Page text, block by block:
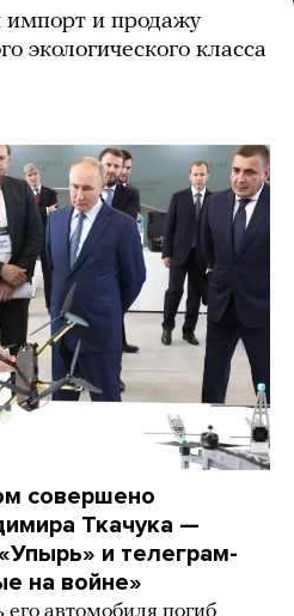
и продажу
экологического класса
совершено
Ткачука —
и телеграм-
на войне»